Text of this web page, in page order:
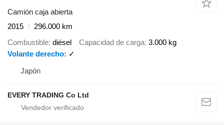
Camión caja abierta
2015
296.000 km
Combustible diésel Capacidad de carga 3.000 kg
Volante derecho
✓
Japón
EVERY TRADING Co Ltd